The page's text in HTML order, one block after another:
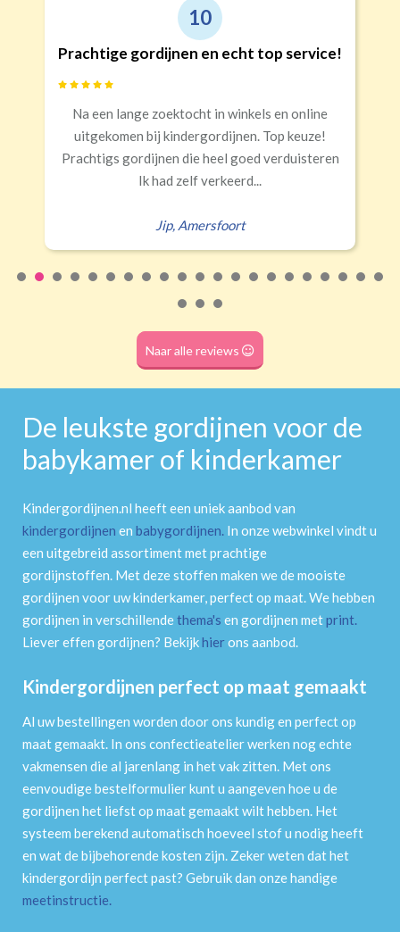
(wave plooi)
Roede
(tunnel)
(dubbele tunnel)
Half verduisterend Volledige verduisterend
€34,95 per stuk
Prachtige gordijnen en echt top service!
Na een lange zoektocht in winkels en online
uitgekomen bij kindergordijnen. Top keuze!
Prachtigs gordijnen die heel goed verduisteren
Ik had zelf verkeerd...
Amersfoort
Naar alle reviews
De leukste gordijnen voor de
babykamer of kinderkamer
Kindergordijnen.nl heeft een uniek aanbod van
kindergordijnen en babygordijnen. In onze webwinkel vindt u
een uitgebreid assortiment met prachtige
gordijnstoffen. Met deze stoffen maken we de mooiste
gordijnen voor uw kinderkamer, perfect op maat. We hebben
gordijnen in verschillendethema's en gordijnen metprint.
Liever effen gordijnen? Bekijkhierons aanbod.
Kindergordijnen perfect op maat gemaakt
Al uw bestellingen worden door ons kundig en perfect op
maat gemaakt. In ons confectieatelier werken nog echte
vakmensen die al jarenlang in het vak zitten. Met ons
eenvoudige bestelformulier kunt u aangeven hoe u de
gordijnen het liefst op maat gemaakt wilt hebben. Het
systeem berekend automatisch hoeveel stof u nodig heeft
en wat de bijbehorende kosten zijn. Zeker weten dat het
kindergordijn perfect past? Gebruik dan onze handige
meetinstructie.